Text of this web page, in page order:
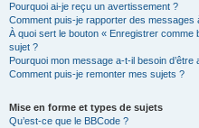
Pourquoi ai-je reçu un avertissement ?
Comment puis-je rapporter des messages
À quoi sert le bouton « Enregistrer comme
sujet ?
Pourquoi mon message a-t-il besoin d’être
Comment puis-je remonter mes sujets ?
Mise en forme et types de sujets
Qu’est-ce que le BBCode ?